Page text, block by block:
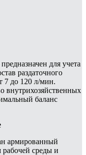
для учета
раздаточного
7 до 120 л/мин.
внутрихозяйственных
баланс
армированный
среды и